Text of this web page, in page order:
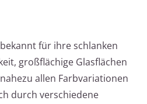
für ihre schlanken
großflächige Glasflächen
allen Farbvariationen
durch verschiedene